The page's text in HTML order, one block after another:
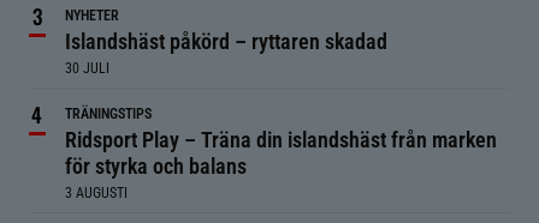
NYHETER
Islandshäst påkörd – ryttaren skadad
30 JULI
TRÄNINGSTIPS
Ridsport Play – Träna din islandshäst från marken
för styrka och balans
3 AUGUSTI